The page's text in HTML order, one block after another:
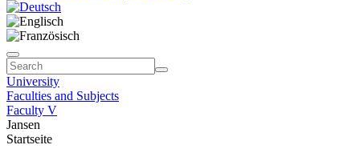
University
Faculties and Subjects
Faculty V
Jansen
Startseite